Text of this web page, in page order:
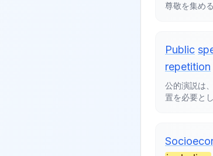
尊敬を集め
Public
repetition
公的演説は
置を必要と